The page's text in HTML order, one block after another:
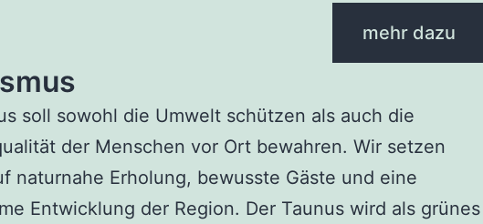
mehr dazu
soll sowohl die Umwelt schützen als auch die
der Menschen vor Ort bewahren. Wir setzen
naturnahe Erholung, bewusste Gäste und eine
Entwicklung der Region. Der Taunus wird als grünes